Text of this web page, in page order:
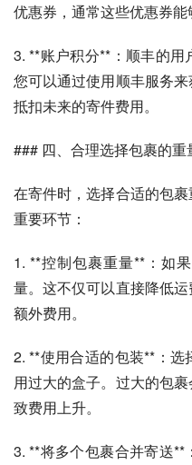
优惠券，通常这些优惠券能
3. **账户积分**：顺丰的用
您可以通过使用顺丰服务
抵扣未来的寄件费用。
### 四、合理选择包裹的重
在寄件时，选择合适的包
重要环节：
1. **控制包裹重量**：如
量。这不仅可以直接降低
额外费用。
2. **使用合适的包装**：
用过大的盒子。过大的包
致费用上升。
3. **将多个包裹合并寄送